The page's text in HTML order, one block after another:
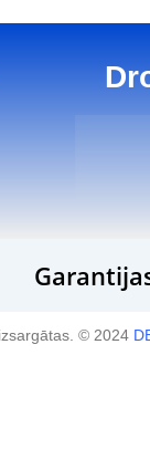
© 2024